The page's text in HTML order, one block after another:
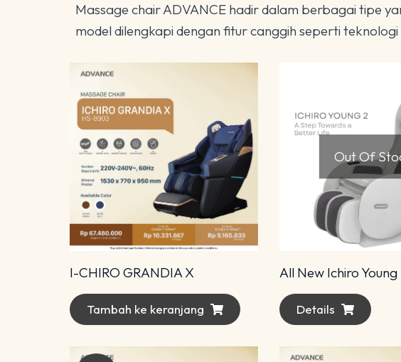
Massage chair ADVANCE hadir dalam berbagai tipe
model dilengkapi dengan fitur canggih seperti
I-CHIRO GRANDIA X
Tambah ke keranjang
Out Of
Details